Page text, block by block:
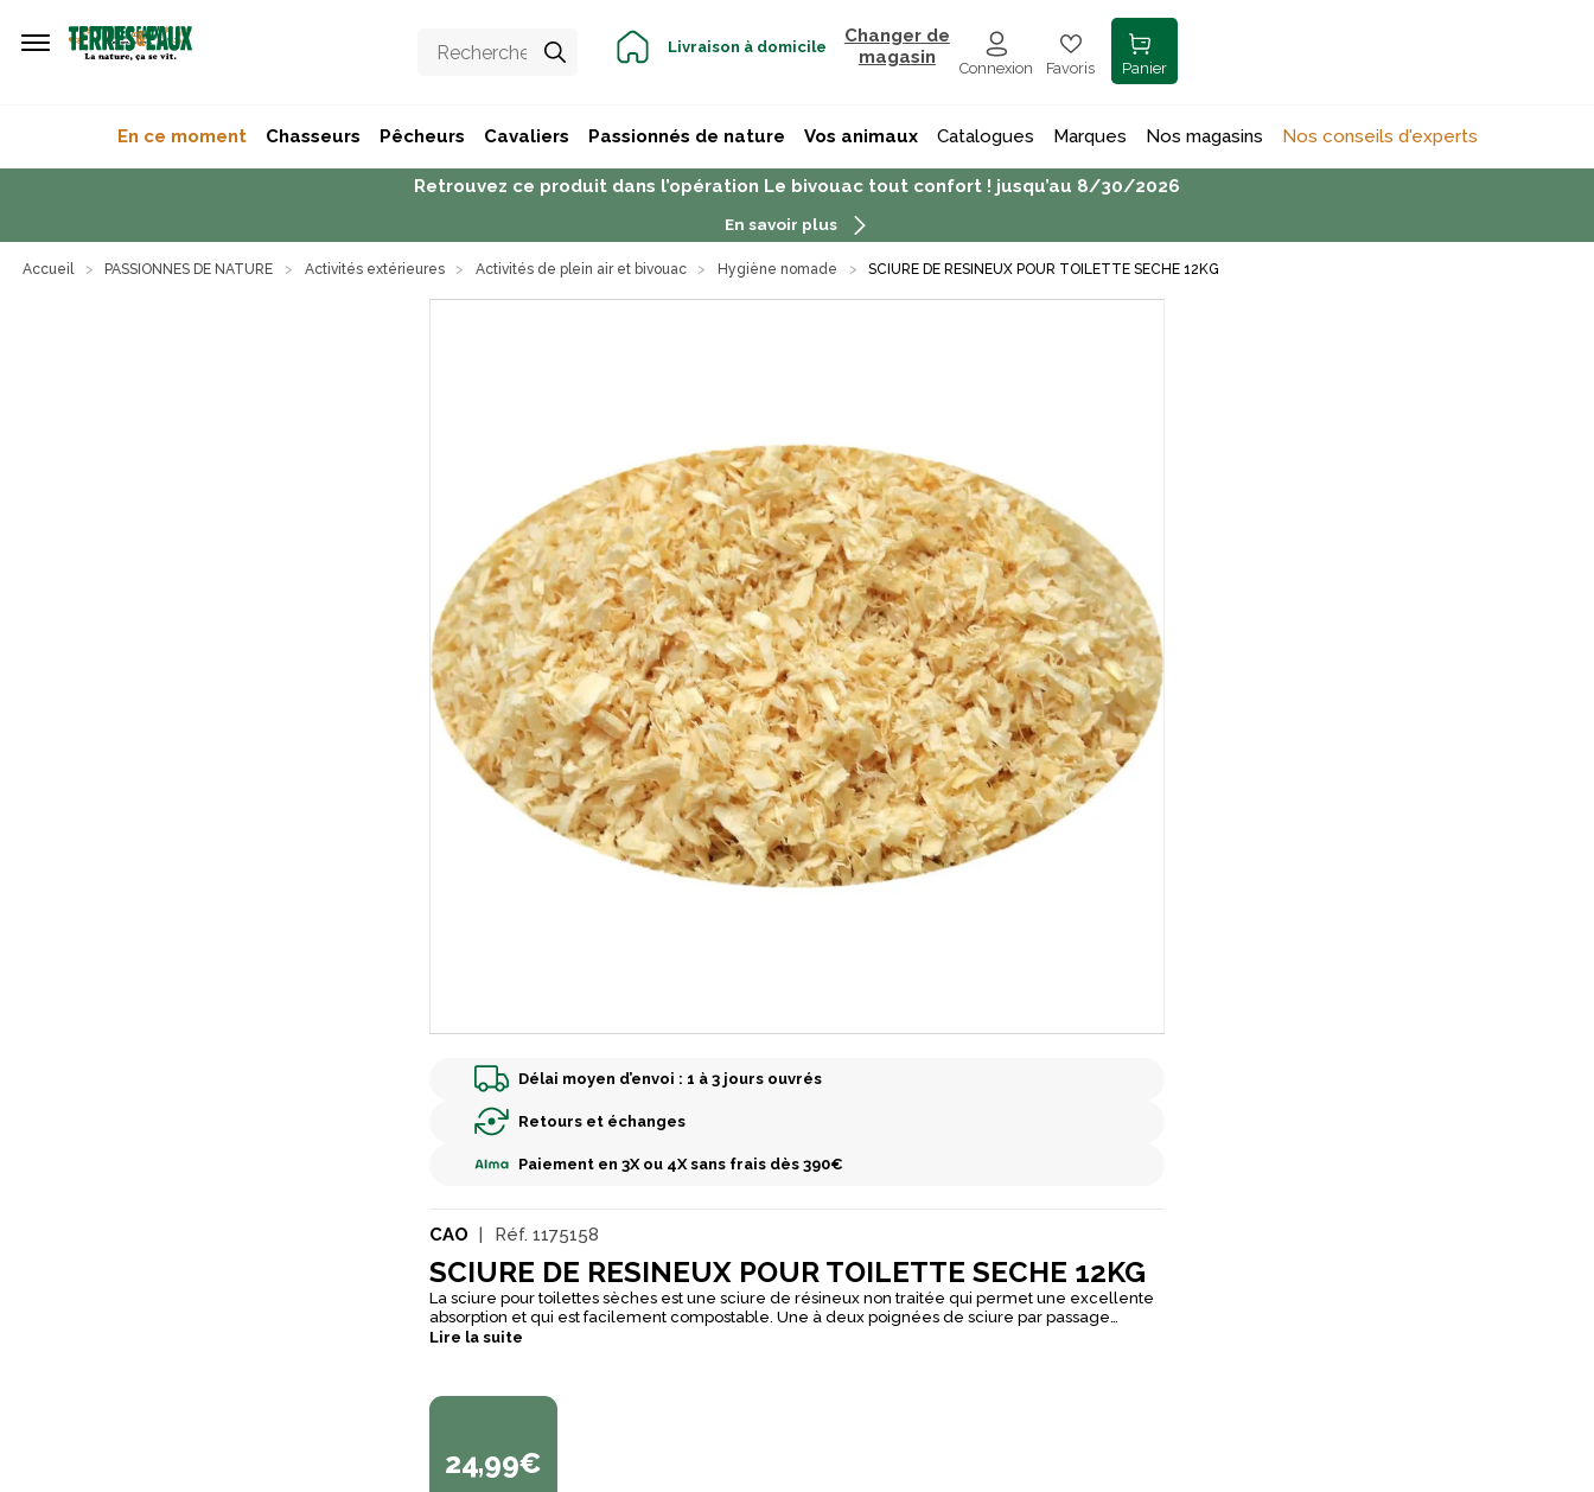
Livraison à domicile
Changer de
magasin
Connexion Favoris Panier
En ce moment Chasseurs Pêcheurs Cavaliers Passionnés de nature Vos animaux Catalogues Marques Nos magasins Nos conseils d'experts
Retrouvez ce produit dans l’opération Le bivouac tout confort ! jusqu’au 8/30/2026
En savoir plus
Accueil PASSIONNES DE NATURE Activités extérieures Activités de plein air et bivouac Hygiène nomade SCIURE DE RESINEUX POUR TOILETTE SECHE 12KG
Délai moyen d’envoi : 1 à 3 jours ouvrés
Retours et échanges
Paiement en 3X ou 4X sans frais dès 390€
CAO Réf. 1175158
SCIURE DE RESINEUX POUR TOILETTE SECHE 12KG
La sciure pour toilettes sèches est une sciure de résineux non traitée qui permet une excellente
absorption et qui est facilement compostable. Une à deux poignées de sciure par passage
suffiront.
Lire la suite
24,99€